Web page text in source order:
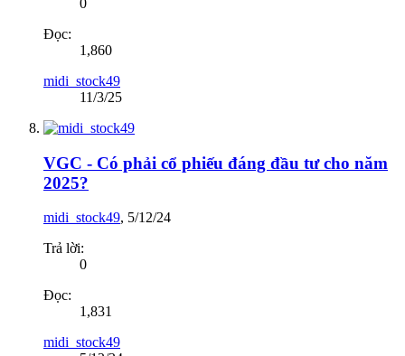
0
Đọc:
1,860
midi_stock49
11/3/25
VGC - Có phải cổ phiếu đáng đầu tư cho năm
2025?
midi_stock49, 5/12/24
Trả lời:
0
Đọc:
1,831
midi_stock49